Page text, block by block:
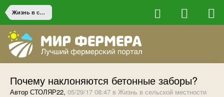
Жизнь в сельской местности
Почему наклоняются бетонные заборы?
Автор СТОЛЯР22, 05/29/17 08:47 в Жизнь в сельской местности